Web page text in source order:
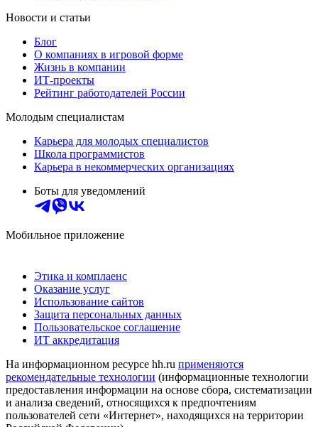
Новости и статьи
Блог
О компаниях в игровой форме
Жизнь в компании
ИТ-проекты
Рейтинг работодателей России
Молодым специалистам
Карьера для молодых специалистов
Школа программистов
Карьера в некоммерческих организациях
Боты для уведомлений
Мобильное приложение
Этика и комплаенс
Оказание услуг
Использование сайтов
Защита персональных данных
Пользовательское соглашение
ИТ аккредитация
На информационном ресурсе hh.ru применяются
рекомендательные технологии (информационные технологии
предоставления информации на основе сбора, систематизации
и анализа сведений, относящихся к предпочтениям
пользователей сети «Интернет», находящихся на территории